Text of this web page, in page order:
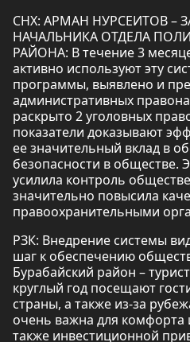
СНХ: АРМАН НУРСЕИТОВ –
НАЧАЛЬНИКА ОТДЕЛА
РАЙОНА: В течение 3
активно используют эту
программы, выявлено и
административных
раскрыто 2 уголовных
показатели доказывают
ее значительный вклад в
безопасности в обществе.
усилила контроль
значительно повысила
правоохранительными
РЗК: Внедрение системы
шаг к обеспечению
Бурабайский район –
круглый год посещают
страны, а также из-за
очень важна для комфорта
также инвестиционной